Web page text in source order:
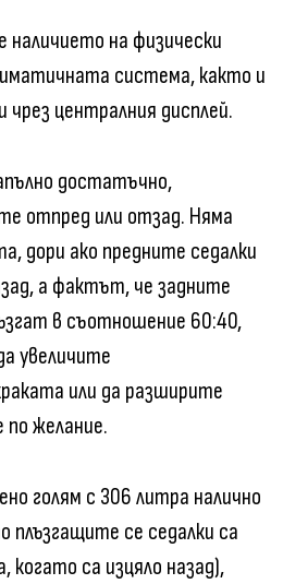
на физически
система, както и
чрез централния дисплей.
достатъчно,
отпред или отзад. Няма
дори ако предните седалки
а фактът, че задните
в съотношение 60:40,
увеличите
или да разширите
желание.
голям с 306 литра налично
плъзгащите се седалки са
когато са изцяло назад),